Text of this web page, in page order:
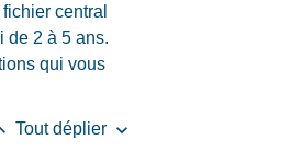
central
de 2 à 5 ans.
qui vous
Tout déplier keyboard_arrow_down